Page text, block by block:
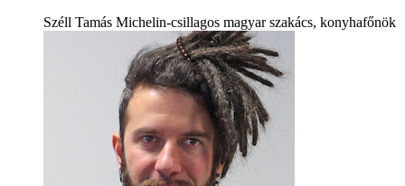
Széll Tamás Michelin-csillagos magyar szakács, konyhafőnök